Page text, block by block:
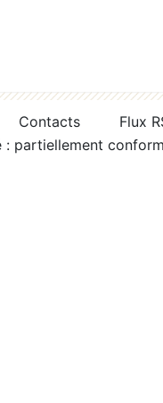
Contacts
Flux
: partiellement